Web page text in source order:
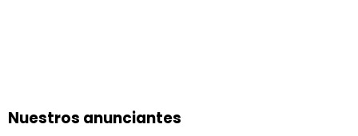
Nuestros anunciantes